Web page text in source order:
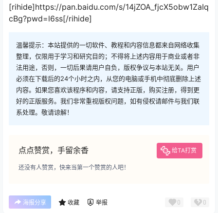
[rihide]https://pan.baidu.com/s/14jZOA_fjcX5obw1ZaIq
cBg?pwd=l6ss[/rihide]
温馨提示：本站提供的一切软件、教程和内容信息都来自网络收集
整理，仅限用于学习和研究目的；不得将上述内容用于商业或者非
法用途，否则，一切后果请用户自负，版权争议与本站无关。用户
必须在下载后的24个小时之内，从您的电脑或手机中彻底删除上述
内容。如果您喜欢该程序和内容，请支持正版，购买注册，得到更
好的正版服务。我们非常重视版权问题，如有侵权请邮件与我们联
系处理。敬请谅解！
点点赞赏，手留余香 给TA打赏
还没有人赞赏，快来当第一个赞赏的人吧！
海报分享 收藏 举报 0 0